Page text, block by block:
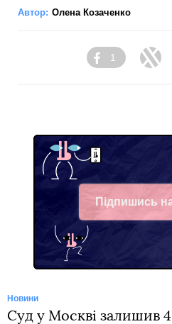
Автор: Олена Козаченко
Facebook
1
Підпишись
Facebook
Новини
Суд у Москві залишив 4